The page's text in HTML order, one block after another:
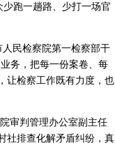
跑一趟路、少打一场官
民检察院第一检察部干
务，把每一份案卷、每
让检察工作既有力度，也
审判管理办公室副主任
社排查化解矛盾纠纷，真